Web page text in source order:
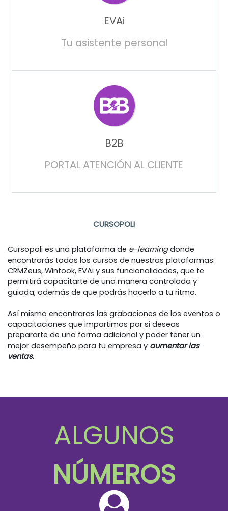
EVAi
Tu asistente personal
B2B
PORTAL ATENCIÓN AL CLIENTE
CURSOPOLI
Cursopoli es una plataforma de e-learningdonde
encontrarás todos los cursos de nuestras plataformas:
CRMZeus, Wintook, EVAi y sus funcionalidades, que te
permitirá capacitarte de una manera controlada y
guiada, además de que podrás hacerlo a tu ritmo.
Así mismo encontraras las grabaciones de los eventos o
capacitaciones que impartimos por si deseas
prepararte de una forma adicional y poder tener un
mejor desempeño para tu empresa y aumentar las
ventas.
ALGUNOS
NÚMEROS